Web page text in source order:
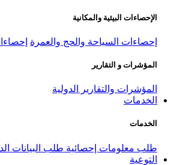
الإحصاءات البيئية والمكانية
إحصاءات السياحة والحج والعمرة
المؤشرات و التقارير
المؤشرات والتقارير الدولية
الخدمات
الخدمات
طلب معلومات إحصائية طلب البيانات
التوعية